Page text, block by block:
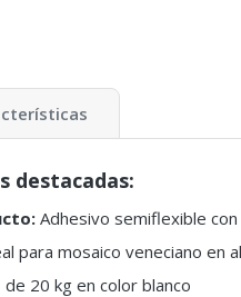
destacadas:
Adhesivo semiflexible
para mosaico veneciano en
de 20 kg en color blanco